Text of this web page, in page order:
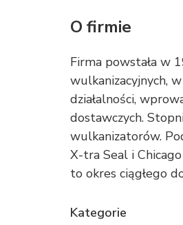
O firmie
Firma powstała w
wulkanizacyjnych,
działalności,
dostawczych.
wulkanizatorów.
X-tra Seal i
to okres ciągłego
Kategorie